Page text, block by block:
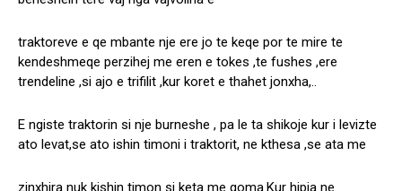
traktoreve e qe mbante nje ere jo te keqe por te mire te
kendeshmeqe perzihej me eren e tokes ,te fushes ,ere
trendeline ,si ajo e trifilit ,kur koret e thahet jonxha,..
E ngiste traktorin si nje burneshe , pa le ta shikoje kur i levizte
ato levat,se ato ishin timoni i traktorit, ne kthesa ,se ata me
zinxhira nuk kishin timon si keta me goma.Kur hipja ne